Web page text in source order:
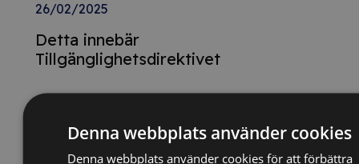
26/02/2025
Detta innebär
Tillgänglighetsdirektivet
Momsdeklarationer innehöll belopp
från tidigare år – döms för
Denna webbplats använder cookies
Denna webbplats använder cookies för att förbättra